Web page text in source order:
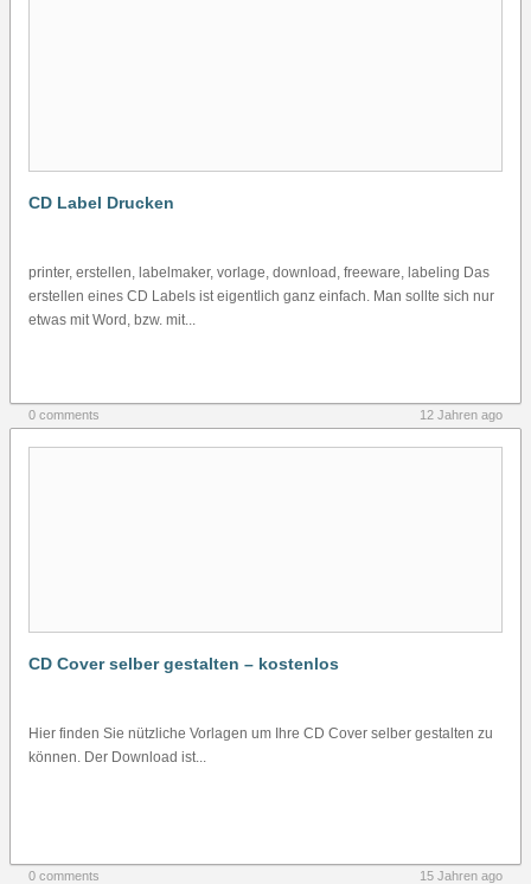
CD Label Drucken
printer, erstellen, labelmaker, vorlage, download, freeware, labeling Das
erstellen eines CD Labels ist eigentlich ganz einfach. Man sollte sich nur
etwas mit Word, bzw. mit...
0 comments 12 Jahren ago
CD Cover selber gestalten – kostenlos
Hier finden Sie nützliche Vorlagen um Ihre CD Cover selber gestalten zu
können. Der Download ist...
0 comments 15 Jahren ago